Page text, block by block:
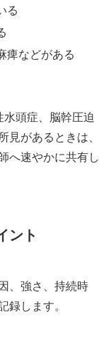
る
痺などがある
頭症、脳幹圧迫
があるときは、
へ速やかに共有し
ント
、強さ、持続時
します。